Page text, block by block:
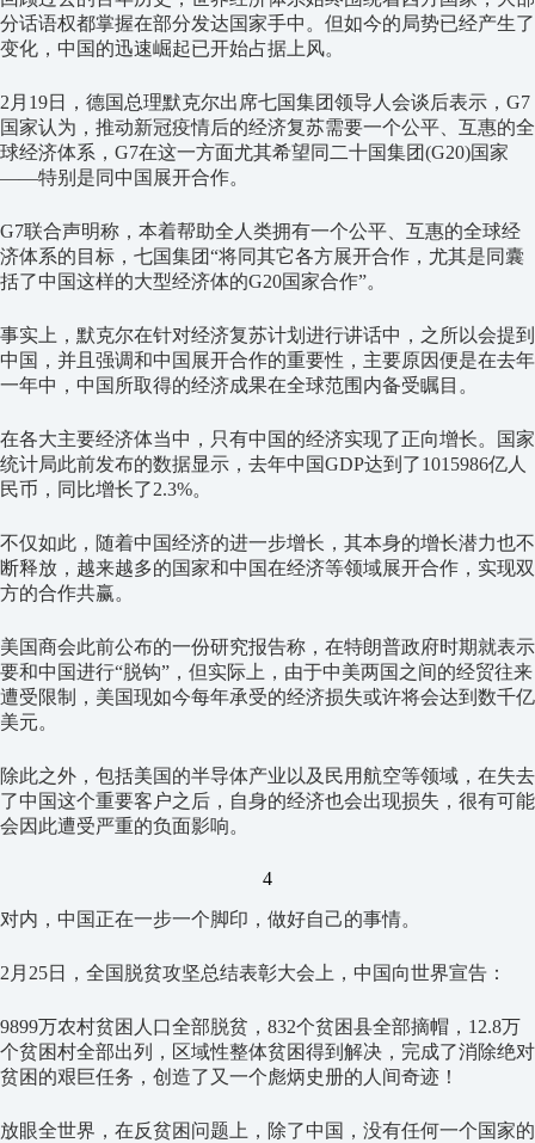
分话语权都掌握在部分发达国家手中。但如今的局势已经产生了
变化，中国的迅速崛起已开始占据上风。
2月19日，德国总理默克尔出席七国集团领导人会谈后表示，G7
国家认为，推动新冠疫情后的经济复苏需要一个公平、互惠的全
球经济体系，G7在这一方面尤其希望同二十国集团(G20)国家
——特别是同中国展开合作。
G7联合声明称，本着帮助全人类拥有一个公平、互惠的全球经
济体系的目标，七国集团“将同其它各方展开合作，尤其是同囊
括了中国这样的大型经济体的G20国家合作”。
事实上，默克尔在针对经济复苏计划进行讲话中，之所以会提到
中国，并且强调和中国展开合作的重要性，主要原因便是在去年
一年中，中国所取得的经济成果在全球范围内备受瞩目。
在各大主要经济体当中，只有中国的经济实现了正向增长。国家
统计局此前发布的数据显示，去年中国GDP达到了1015986亿人
民币，同比增长了2.3%。
不仅如此，随着中国经济的进一步增长，其本身的增长潜力也不
断释放，越来越多的国家和中国在经济等领域展开合作，实现双
方的合作共赢。
美国商会此前公布的一份研究报告称，在特朗普政府时期就表示
要和中国进行“脱钩”，但实际上，由于中美两国之间的经贸往来
遭受限制，美国现如今每年承受的经济损失或许将会达到数千亿
美元。
除此之外，包括美国的半导体产业以及民用航空等领域，在失去
了中国这个重要客户之后，自身的经济也会出现损失，很有可能
会因此遭受严重的负面影响。
4
对内，中国正在一步一个脚印，做好自己的事情。
2月25日，全国脱贫攻坚总结表彰大会上，中国向世界宣告：
9899万农村贫困人口全部脱贫，832个贫困县全部摘帽，12.8万
个贫困村全部出列，区域性整体贫困得到解决，完成了消除绝对
贫困的艰巨任务，创造了又一个彪炳史册的人间奇迹！
放眼全世界，在反贫困问题上，除了中国，没有任何一个国家的